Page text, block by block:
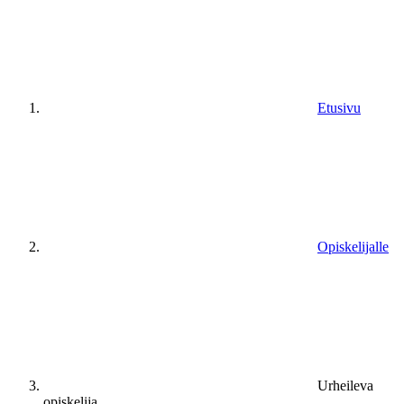
Etusivu
Opiskelijalle
Urheileva